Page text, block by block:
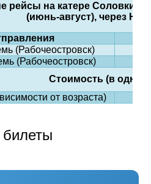
рейсы на катере Соловки -
(июнь-август), через
(Рабочеостровск)
(Рабочеостровск)
Стоимость (в одну
от возраста)
билеты